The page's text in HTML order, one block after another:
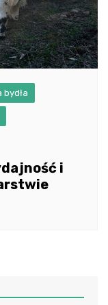
bydła
i